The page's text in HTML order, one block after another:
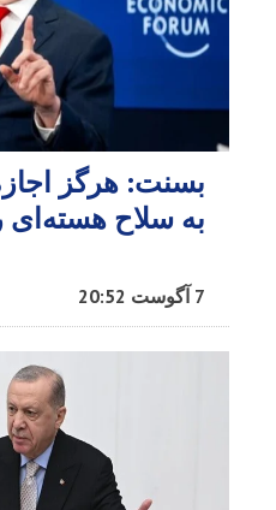
بسنت: هرگز
به سلاح هسته‌ای
7 آگوست 20:52